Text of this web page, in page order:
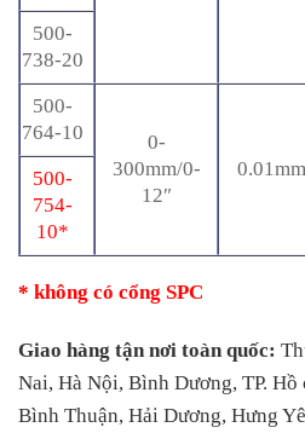
500-
738-20
500-
764-10
0-
300mm/0-
12″
0.01mm
500-
754-
10*
* không có cổng SPC
Giao hàng tận nơi toàn quốc:
Nai, Hà Nội, Bình Dương, TP.
Bình Thuận, Hải Dương, Hưng